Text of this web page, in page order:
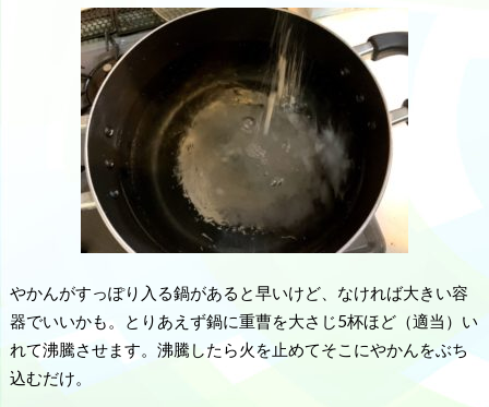
やかんがすっぽり入る鍋があると早いけど、なければ大きい容
器でいいかも。とりあえず鍋に重曹を大さじ5杯ほど（適当）い
れて沸騰させます。沸騰したら火を止めてそこにやかんをぶち
込むだけ。